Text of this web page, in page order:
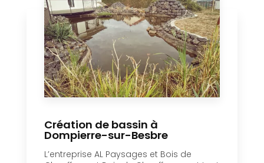
Située à Dompierre-sur-Besbre (03),
l’entreprise AL Paysages et Bois de
Chauffage est spécialisée dans la pose
de clôture....
En savoir plus